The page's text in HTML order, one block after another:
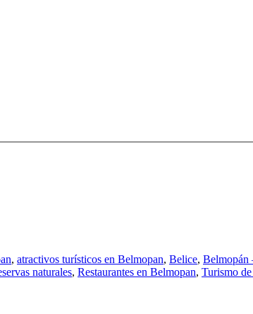
, atractivos turísticos en Belmopan, Belice, Belmopán
naturales, Restaurantes en Belmopan, Turismo